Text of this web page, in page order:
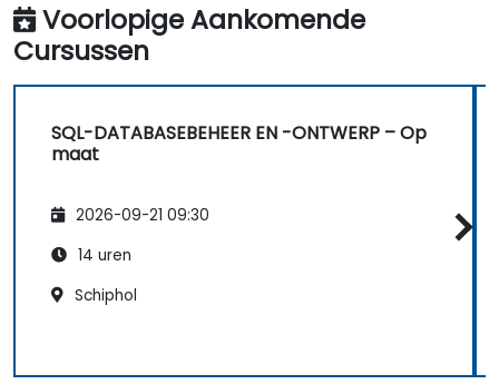
Voorlopige Aankomende
Cursussen
SQL-DATABASEBEHEER EN -ONTWERP – Op
maat
2026-09-21 09:30
14 uren
Schiphol